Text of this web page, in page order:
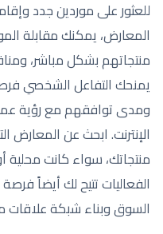
للعثور على موردين جدد
المعارض، يمكنك مقابلة
منتجاتهم بشكل مباشر،
يمنحك التفاعل الشخصي
ومدى توافقهم مع رؤية
الإنترنت. ابحث عن
منتجاتك، سواء كانت محلية
الفعاليات تتيح لك أيضاً
السوق وبناء شبكة علاقات